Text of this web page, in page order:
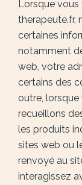
Lorsque
therapeute.fr,
certaines
notamment
web, votre
certains des
outre, lorsque
recueillons
les produits
sites web ou
renvoyé au
interagissez